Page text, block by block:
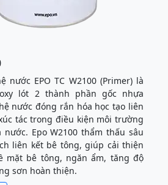
nước EPO TC W2100 (Primer) là
lót 2 thành phần gốc nhựa
nước đóng rắn hóa học tạo liên
tác trong điều kiện môi trường
Epo W2100 thẩm thấu sâu
liên kết bê tông, giúp cải thiện
mặt bê tông, ngăn ẩm, tăng độ
sơn hoàn thiện.